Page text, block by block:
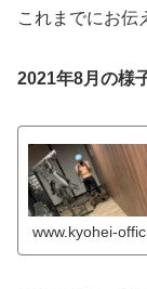
これまでにお伝
2021年8月の様
www.kyohei-